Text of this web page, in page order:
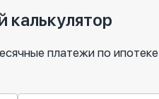
калькулятор
платежи по ипотеке